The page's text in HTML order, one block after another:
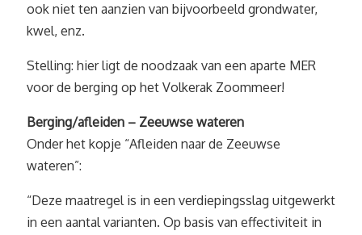
ook niet ten aanzien van bijvoorbeeld grondwater,
kwel, enz.
Stelling: hier ligt de noodzaak van een aparte MER
voor de berging op het Volkerak Zoommeer!
Berging/afleiden – Zeeuwse wateren
Onder het kopje “Afleiden naar de Zeeuwse
wateren”:
“Deze maatregel is in een verdiepingsslag uitgewerkt
in een aantal varianten. Op basis van effectiviteit in